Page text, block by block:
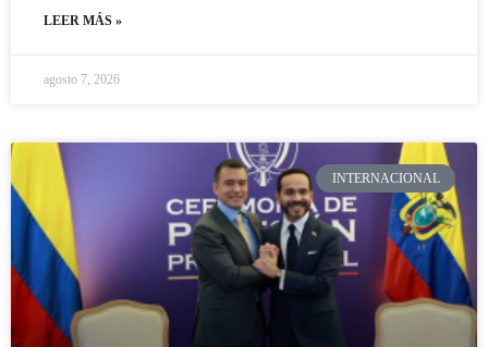
LEER MÁS »
agosto 7, 2026
INTERNACIONAL